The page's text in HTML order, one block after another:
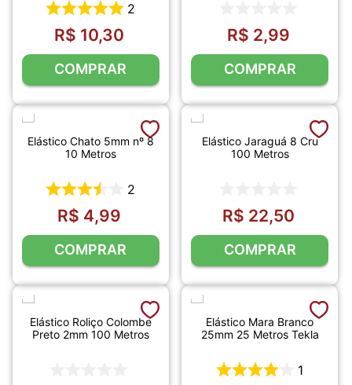
2
R$ 10,30
COMPRAR
R$ 2,99
COMPRAR
Elástico Chato 5mm nº 8
10 Metros
2
R$ 4,99
COMPRAR
Elástico Jaraguá 8 Cru
100 Metros
R$ 22,50
COMPRAR
Elástico Roliço Colombe
Preto 2mm 100 Metros
Elástico Mara Branco
25mm 25 Metros Tekla
1